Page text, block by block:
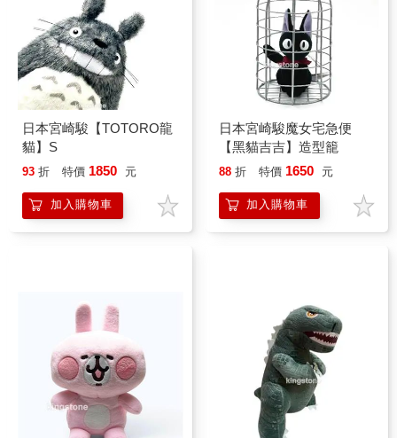
日本宮崎駿【TOTORO龍
貓】S
93 折 特價 1850 元
加入購物車
日本宮崎駿魔女宅急便
【黑貓吉吉】造型籠
88 折 特價 1650 元
加入購物車